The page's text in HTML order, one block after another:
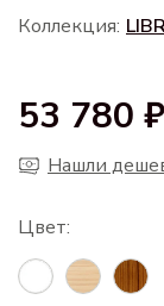
Коллекция:
53 780 ₽
Нашли